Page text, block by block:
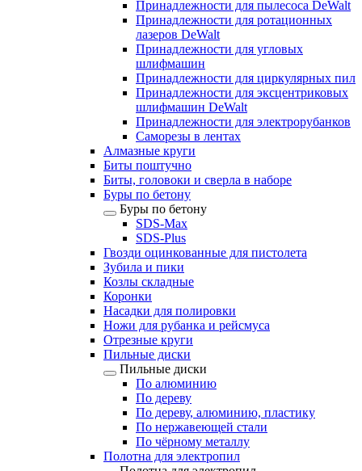
Принадлежности для пылесоса DeWalt
Принадлежности для ротационных
лазеров DeWalt
Принадлежности для угловых
шлифмашин
Принадлежности для циркулярных пил
Принадлежности для эксцентриковых
шлифмашин DeWalt
Принадлежности для электрорубанков
Саморезы в лентах
Алмазные круги
Биты поштучно
Биты, головоки и сверла в наборе
Буры по бетону
Буры по бетону
SDS-Max
SDS-Plus
Гвозди оцинкованные для пистолета
Зубила и пики
Козлы складные
Коронки
Насадки для полировки
Ножи для рубанка и рейсмуса
Отрезные круги
Пильные диски
Пильные диски
По алюминию
По дереву
По дереву, алюминию, пластику
По нержавеющей стали
По чёрному металлу
Полотна для электропил